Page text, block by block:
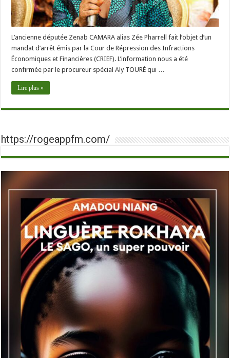
L’ancienne députée Zenab CAMARA alias Zée Pharrell fait l’objet d’un
mandat d’arrêt émis par la Cour de Répression des Infractions
Économiques et Financières (CRIEF). L’information nous a été
confirmée par le procureur spécial Aly TOURÉ qui …
Lire plus »
https://rogeappfm.com/